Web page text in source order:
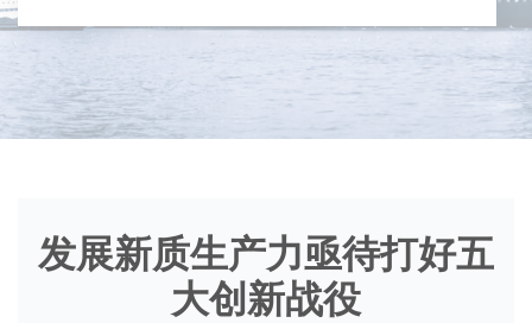
发展新质生产力亟待打好五
大创新战役